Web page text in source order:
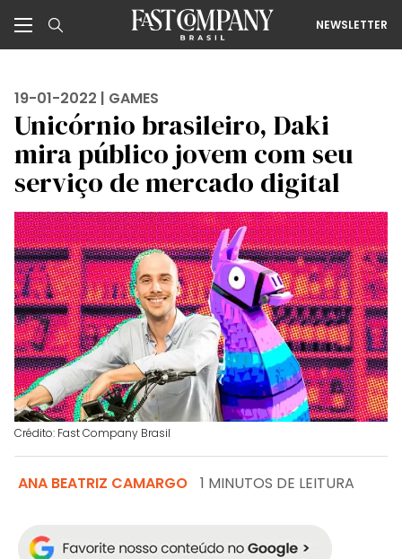
NEWSLETTER
19-01-2022 | GAMES
Unicórnio brasileiro, Daki
mira público jovem com seu
serviço de mercado digital
Crédito: Fast Company Brasil
ANA BEATRIZ CAMARGO 1 MINUTOS DE LEITURA